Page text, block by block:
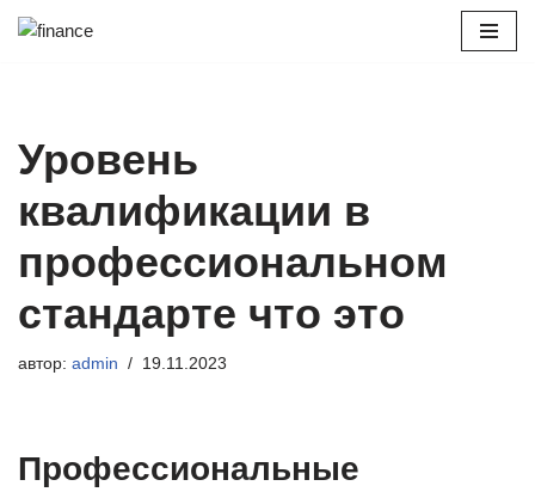
Уровень
квалификации в
профессиональном
стандарте что это
автор: admin 19.11.2023
Профессиональные